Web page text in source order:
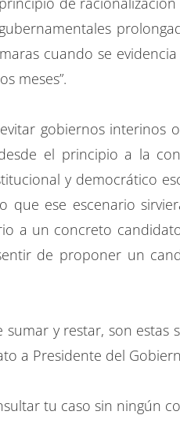
cuando se
meses”.
gobiernos interinos
el principio a la
y democrático
que ese escenario
a un concreto
de proponer un
sumar y restar, son
a Presidente del
tu caso sin ningún